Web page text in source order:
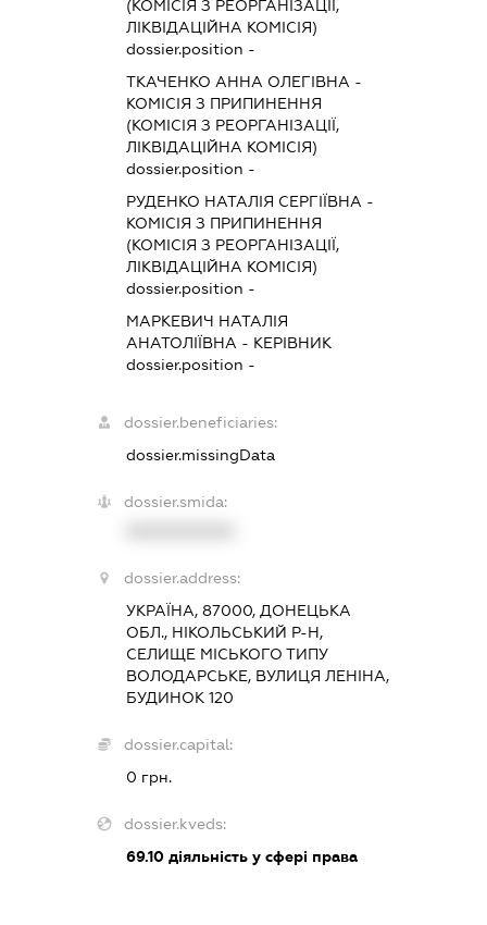
(КОМІСІЯ З РЕОРГАНІЗАЦІЇ,
ЛІКВІДАЦІЙНА КОМІСІЯ)
dossier.position -
ТКАЧЕНКО АННА ОЛЕГІВНА -
КОМІСІЯ З ПРИПИНЕННЯ
(КОМІСІЯ З РЕОРГАНІЗАЦІЇ,
ЛІКВІДАЦІЙНА КОМІСІЯ)
dossier.position -
РУДЕНКО НАТАЛІЯ СЕРГІЇВНА -
КОМІСІЯ З ПРИПИНЕННЯ
(КОМІСІЯ З РЕОРГАНІЗАЦІЇ,
ЛІКВІДАЦІЙНА КОМІСІЯ)
dossier.position -
МАРКЕВИЧ НАТАЛІЯ
АНАТОЛІЇВНА - КЕРІВНИК
dossier.position -
dossier.beneficiaries:
dossier.missingData
dossier.smida:
dossier.address:
УКРАЇНА, 87000, ДОНЕЦЬКА
ОБЛ., НІКОЛЬСЬКИЙ Р-Н,
СЕЛИЩЕ МІСЬКОГО ТИПУ
ВОЛОДАРСЬКЕ, ВУЛИЦЯ ЛЕНІНА,
БУДИНОК 120
dossier.capital:
0 грн.
dossier.kveds:
69.10діяльність у сфері права